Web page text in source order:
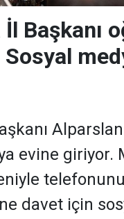
Başkanı
Alparslan
evine giriyor.
davet için